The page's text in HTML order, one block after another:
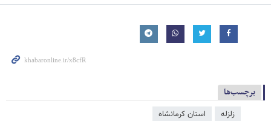
برچسب‌ها
زلزله استان کرمانشاه